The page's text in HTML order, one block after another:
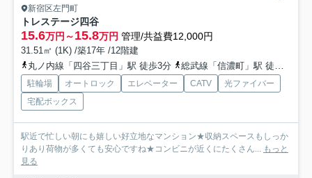
新宿区左門町
トレステージ四谷
15.6万円～15.8万円 管理/共益費12,000円
31.51㎡ (1K) /築17年 /12階建
丸ノ内線「四谷三丁目」駅 徒歩3分
総武線「信濃町」駅 徒歩8分
駐輪場 オートロック エレベーター CATV
光ファイバー
宅配ボックス
駅近で忙しい朝にも嬉しい好立地なマンション★収納スペースもしっか
りあり荷物が多くても安心ですね★コンビニが近くにたくさん...
もっと
見る